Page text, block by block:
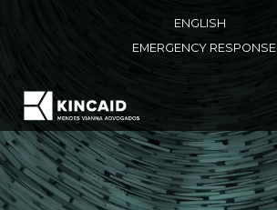
ENGLISH
EMERGENCY RESPONSE